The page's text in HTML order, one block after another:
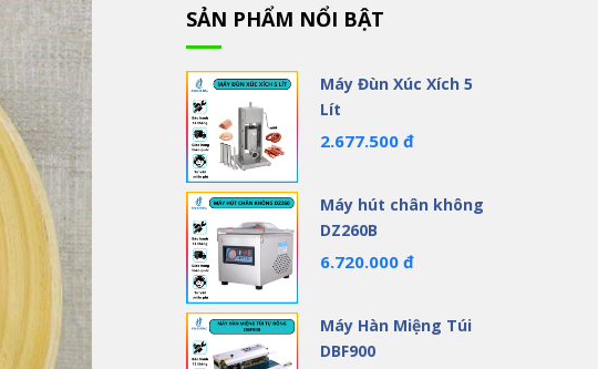
SẢN PHẨM NỔI BẬT
Máy Đùn Xúc Xích 5
Lít
2.677.500 đ
Máy hút chân không
DZ260B
6.720.000 đ
Máy Hàn Miệng Túi
DBF900